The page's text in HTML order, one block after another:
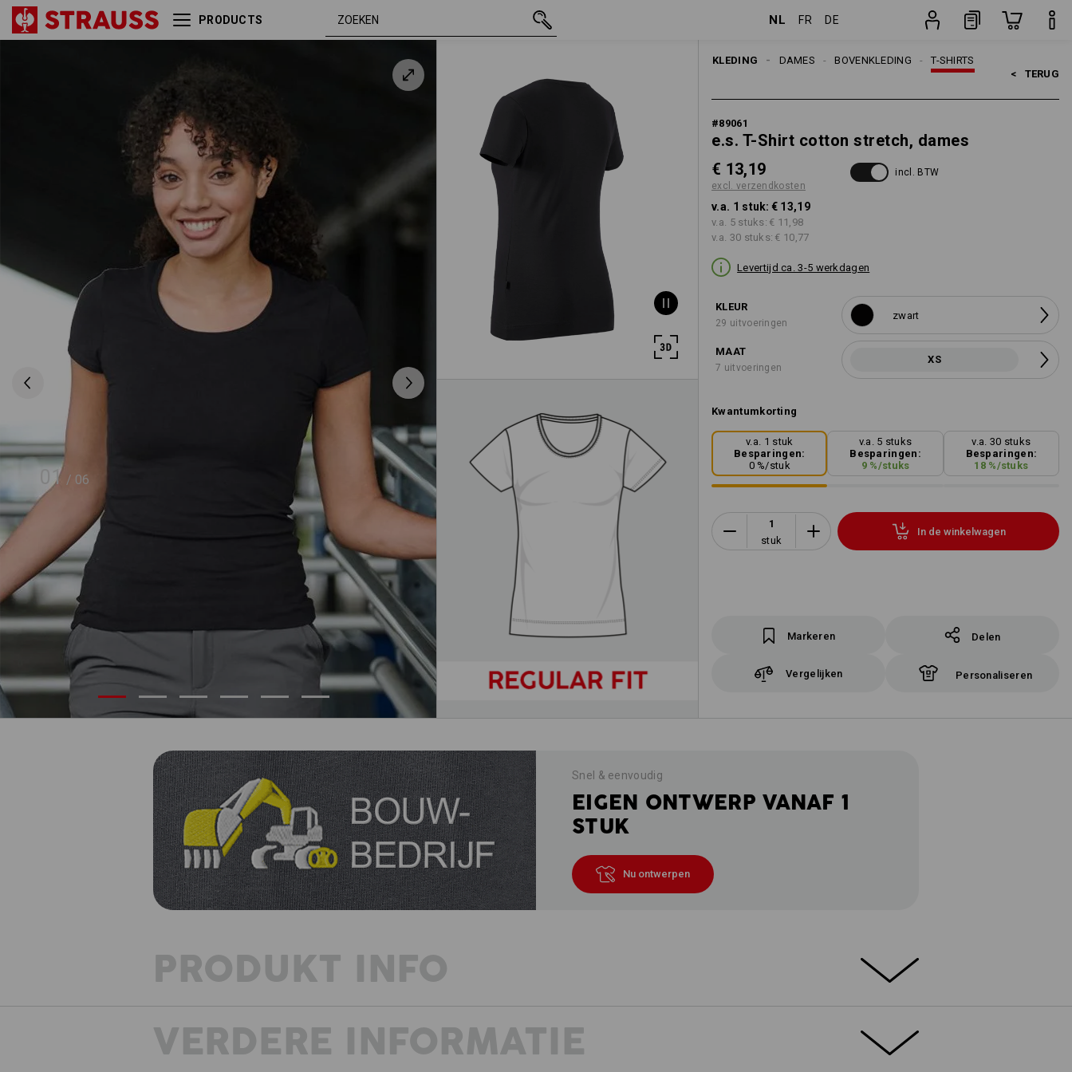
PRODUCTS NL FR DE
01 / 06
KLEDING T-SHIRTS
BOVENKLEDING
DAMES
< TERUG
#89061
e.s. T-Shirt cotton stretch, dames
€ 13,19
excl. verzendkosten
incl. BTW
v.a. 1 stuk: € 13,19
v.a. 5 stuks: € 11,98
v.a. 30 stuks: € 10,77
Levertijd ca. 3-5 werkdagen
KLEUR
29 uitvoeringen
zwart
MAAT
7 uitvoeringen
XS
Kwantumkorting
v.a. 1 stuk
Besparingen:
0%/stuk
v.a. 5 stuks
Besparingen:
9 %/stuks
v.a. 30 stuks
Besparingen:
18%/stuks
stuk
In de winkelwagen
Markeren Delen
Vergelijken Personaliseren
e.s. T-Shirt cotton stretch,
zwart XS € 13,19
Snel & eenvoudig
EIGEN ONTWERP VANAF 1
STUK
Nu ontwerpen
PRODUKT INFO
BESCHRIJVING EXTRA'S
VERDERE INFORMATIE